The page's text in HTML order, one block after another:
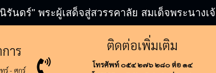
รันดร์" พระผู้เสด็จสู่สวรรคาลัย สมเด็จพระนา
าร
ร์ - ศุกร์
ติดต่อเพิ่มเติม
โทรศัพท์ ๐๕๔ ๒๗๖ ๒๘๐ ต่อ ๑๔